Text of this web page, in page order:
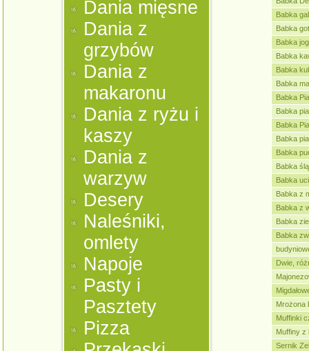
Dania mięsne
Dania z
grzybów
Dania z
makaronu
Dania z ryżu i
kaszy
Dania z
warzyw
Desery
Naleśniki,
omlety
Napoje
Pasty i
Pasztety
Pizza
Babka
Babka
Babka
Babka
Babka
Babka
Babka
Babka
Babka
Babka
Babka
Babka
Babka
Babka z
Babka z
Babka
Babka
Dwie,
Mrożona
Muffinki
Muffiny z
Sernik